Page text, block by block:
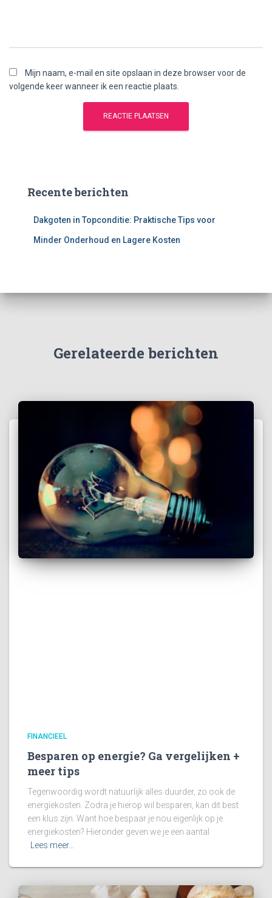
Mijn naam, e-mail en site opslaan in deze browser voor de
volgende keer wanneer ik een reactie plaats.
Recente berichten
Dakgoten in Topconditie: Praktische Tips voor
Minder Onderhoud en Lagere Kosten
Gerelateerde berichten
FINANCIEEL
Besparen op energie? Ga vergelijken +
meer tips
Tegenwoordig wordt natuurlijk alles duurder, zo ook de
energiekosten. Zodra je hierop wil besparen, kan dit best
een klus zijn. Want hoe bespaar je nou eigenlijk op je
energiekosten? Hieronder geven we je een aantal
Lees meer…